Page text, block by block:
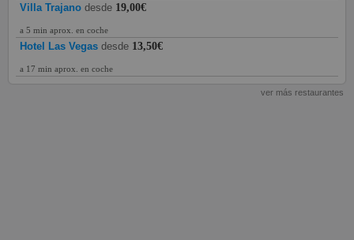
Villa Trajano desde 19,00€
a 5 min aprox. en coche
Hotel Las Vegas desde 13,50€
a 17 min aprox. en coche
ver más restaurantes